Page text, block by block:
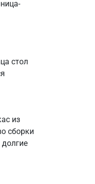
стол
из
сборки